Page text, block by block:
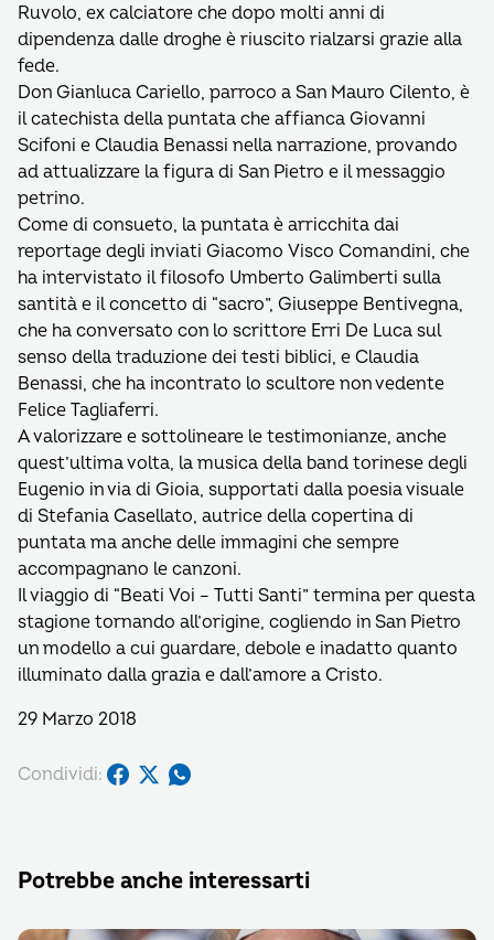
Ruvolo, ex calciatore che dopo molti anni di
dipendenza dalle droghe è riuscito rialzarsi grazie alla
fede.
Don Gianluca Cariello, parroco a San Mauro Cilento, è
il catechista della puntata che affianca Giovanni
Scifoni e Claudia Benassi nella narrazione, provando
ad attualizzare la figura di San Pietro e il messaggio
petrino.
Come di consueto, la puntata è arricchita dai
reportage degli inviati Giacomo Visco Comandini, che
ha intervistato il filosofo Umberto Galimberti sulla
santità e il concetto di “sacro”, Giuseppe Bentivegna,
che ha conversato con lo scrittore Erri De Luca sul
senso della traduzione dei testi biblici, e Claudia
Benassi, che ha incontrato lo scultore non vedente
Felice Tagliaferri.
A valorizzare e sottolineare le testimonianze, anche
quest’ultima volta, la musica della band torinese degli
Eugenio in via di Gioia, supportati dalla poesia visuale
di Stefania Casellato, autrice della copertina di
puntata ma anche delle immagini che sempre
accompagnano le canzoni.
Il viaggio di “Beati Voi – Tutti Santi” termina per questa
stagione tornando all’origine, cogliendo in San Pietro
un modello a cui guardare, debole e inadatto quanto
illuminato dalla grazia e dall’amore a Cristo.
29 Marzo 2018
Condividi:
Potrebbe anche interessarti